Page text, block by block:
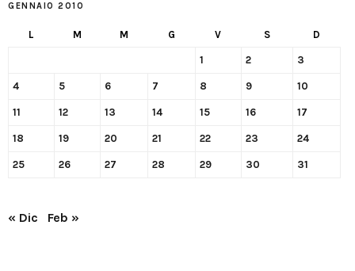
GENNAIO 2010
L M M G V S D
1 2 3
4 5 6 7 8 9 10
11 12 13 14 15 16 17
18 19 20 21 22 23 24
25 26 27 28 29 30 31
« Dic Feb »